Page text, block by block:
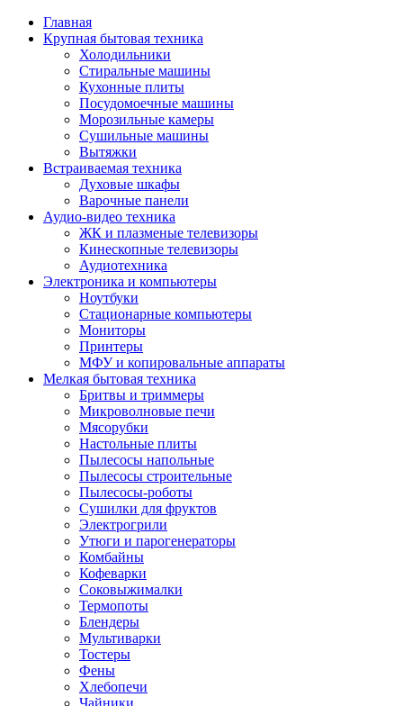
Главная
Крупная бытовая техника
Холодильники
Стиральные машины
Кухонные плиты
Посудомоечные машины
Морозильные камеры
Сушильные машины
Вытяжки
Встраиваемая техника
Духовые шкафы
Варочные панели
Аудио-видео техника
ЖК и плазменые телевизоры
Кинескопные телевизоры
Аудиотехника
Электроника и компьютеры
Ноутбуки
Стационарные компьютеры
Мониторы
Принтеры
МФУ и копировальные аппараты
Мелкая бытовая техника
Бритвы и триммеры
Микроволновые печи
Мясорубки
Настольные плиты
Пылесосы напольные
Пылесосы строительные
Пылесосы-роботы
Сушилки для фруктов
Электрогрили
Утюги и парогенераторы
Комбайны
Кофеварки
Соковыжималки
Термопоты
Блендеры
Мультиварки
Тостеры
Фены
Хлебопечи
Чайники